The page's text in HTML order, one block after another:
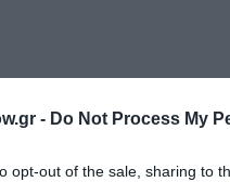
- Do Not Process My
opt-out of the sale, sharing to
μυθιστόρημα του